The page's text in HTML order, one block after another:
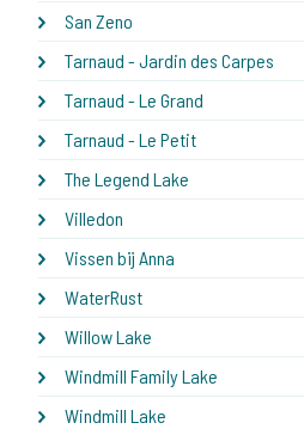
San Zeno
Tarnaud - Jardin des Carpes
Tarnaud - Le Grand
Tarnaud - Le Petit
The Legend Lake
Villedon
Vissen bij Anna
WaterRust
Willow Lake
Windmill Family Lake
Windmill Lake